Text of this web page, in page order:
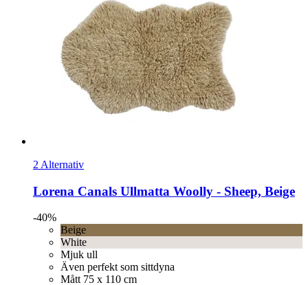
2 Alternativ
Lorena Canals Ullmatta Woolly -​ Sheep, Beige
-40%
Beige
White
Mjuk ull
Även perfekt som sittdyna
Mått 75 x 110 cm